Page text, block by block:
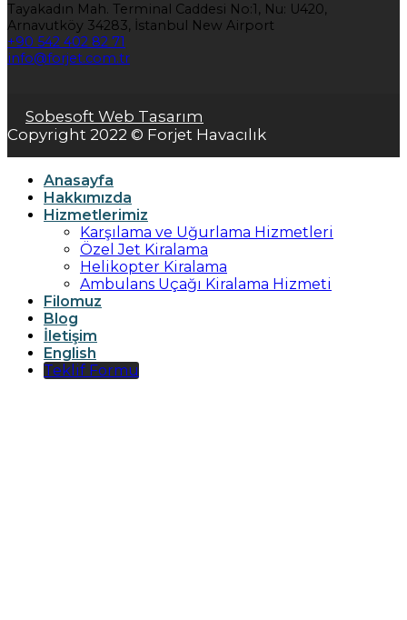
Tayakadın Mah. Terminal Caddesi No:1, Nu: U420,
Arnavutköy 34283, İstanbul New Airport
+90 542 402 82 71
info@forjet.com.tr
Sobesoft Web Tasarım
Copyright 2022 © Forjet Havacılık
Anasayfa
Hakkımızda
Hizmetlerimiz
Karşılama ve Uğurlama Hizmetleri
Özel Jet Kiralama
Helikopter Kiralama
Ambulans Uçağı Kiralama Hizmeti
Filomuz
Blog
İletişim
English
Teklif Formu